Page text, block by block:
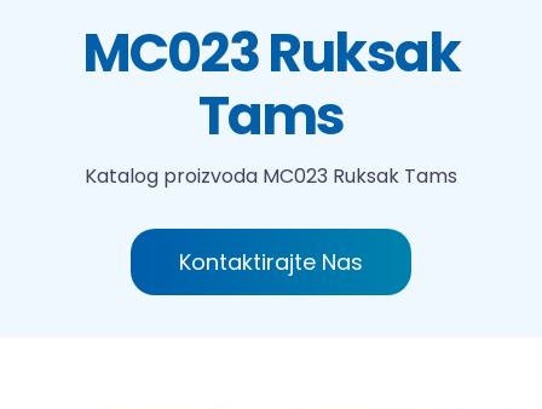
Tehnologije tiska
MC023 Ruksak
Tams
Katalog proizvoda MC023 Ruksak Tams
Kontaktirajte Nas